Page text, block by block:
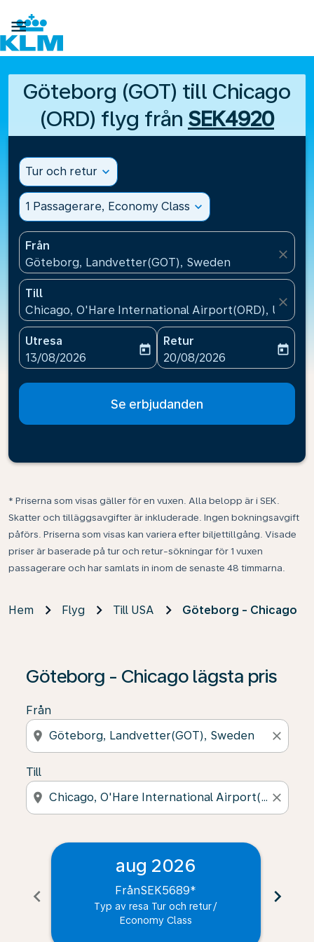

Göteborg (GOT) till Chicago
(ORD) flyg från SEK4920
Tur och retur expand_more
1 Passagerare, Economy Class expand_more
Från
Göteborg, Landvetter(GOT), Sweden
close
Till
Chicago, O'Hare International Airport(ORD), USA
close
Utresa
fc-booking-departure-date-aria-label
13/08/2026
today
Retur
fc-booking-return-date-
20/08/2026
today
Se erbjudanden
* Priserna som visas gäller för en vuxen. Alla belopp är i SEK.
Skatter och tilläggsavgifter är inkluderade. Ingen bokningsavgift
påförs. Priserna som visas kan variera efter biljettillgång. Visade
priser är baserade på tur och retur-sökningar för 1 vuxen
passagerare och har samlats in inom de senaste 48 timmarna.
Hem Flyg Till USA Göteborg - Chicago
Göteborg - Chicago lägsta pris
Från
location_on close
Till
location_on close
chevron_left
aug 2026
FrånSEK5689*
Typ av resa Tur och retur /
Economy Class
chevron_right